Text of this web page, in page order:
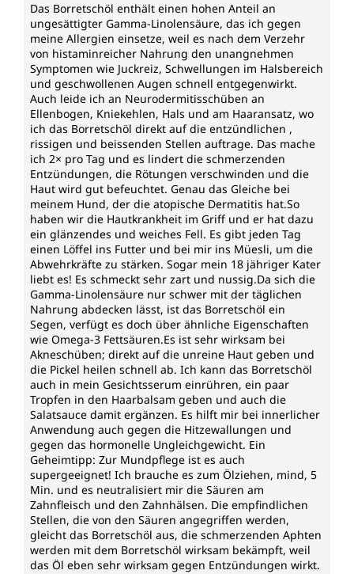
Das Borretschöl enthält einen hohen Anteil an
ungesättigter Gamma-Linolensäure, das ich gegen
meine Allergien einsetze, weil es nach dem Verzehr
von histaminreicher Nahrung den unangnehmen
Symptomen wie Juckreiz, Schwellungen im Halsbereich
und geschwollenen Augen schnell entgegenwirkt.
Auch leide ich an Neurodermitisschüben an
Ellenbogen, Kniekehlen, Hals und am Haaransatz, wo
ich das Borretschöl direkt auf die entzündlichen ,
rissigen und beissenden Stellen auftrage. Das mache
ich 2× pro Tag und es lindert die schmerzenden
Entzündungen, die Rötungen verschwinden und die
Haut wird gut befeuchtet. Genau das Gleiche bei
meinem Hund, der die atopische Dermatitis hat.So
haben wir die Hautkrankheit im Griff und er hat dazu
ein glänzendes und weiches Fell. Es gibt jeden Tag
einen Löffel ins Futter und bei mir ins Müesli, um die
Abwehrkräfte zu stärken. Sogar mein 18 jähriger Kater
liebt es! Es schmeckt sehr zart und nussig.Da sich die
Gamma-Linolensäure nur schwer mit der täglichen
Nahrung abdecken lässt, ist das Borretschöl ein
Segen, verfügt es doch über ähnliche Eigenschaften
wie Omega-3 Fettsäuren.Es ist sehr wirksam bei
Akneschüben; direkt auf die unreine Haut geben und
die Pickel heilen schnell ab. Ich kann das Borretschöl
auch in mein Gesichtsserum einrühren, ein paar
Tropfen in den Haarbalsam geben und auch die
Salatsauce damit ergänzen. Es hilft mir bei innerlicher
Anwendung auch gegen die Hitzewallungen und
gegen das hormonelle Ungleichgewicht. Ein
Geheimtipp: Zur Mundpflege ist es auch
supergeeignet! Ich brauche es zum Ölziehen, mind, 5
Min. und es neutralisiert mir die Säuren am
Zahnfleisch und den Zahnhälsen. Die empfindlichen
Stellen, die von den Säuren angegriffen werden,
gleicht das Borretschöl aus, die schmerzenden Aphten
werden mit dem Borretschöl wirksam bekämpft, weil
das Öl eben sehr wirksam gegen Entzündungen wirkt.